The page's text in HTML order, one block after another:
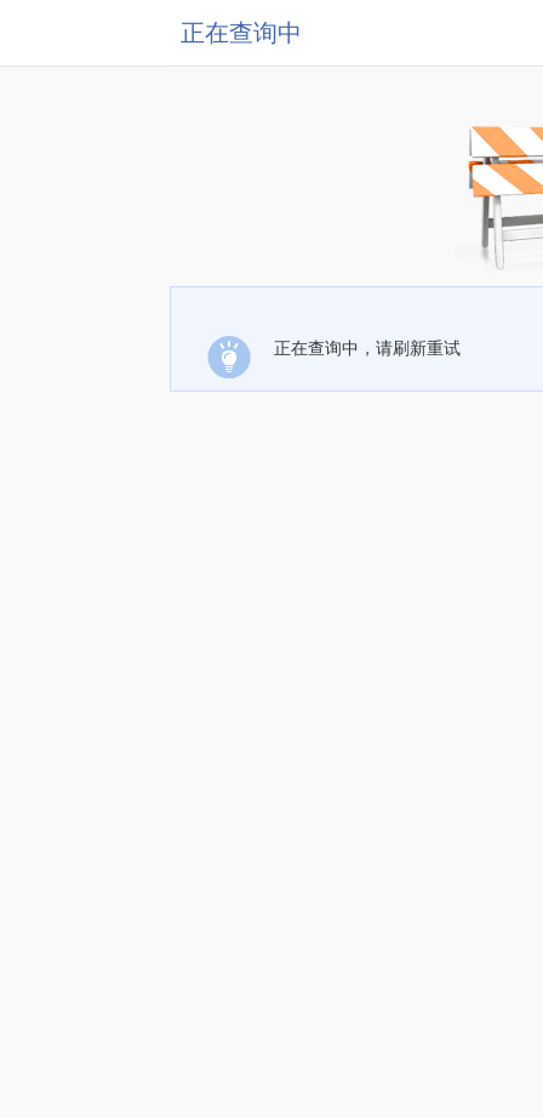
正在查询中
正在查询中，请刷新重试